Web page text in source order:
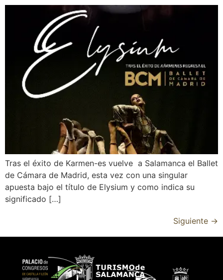
Tras el éxito de Karmen-es vuelve a Salamanca el Ballet
de Cámara de Madrid, esta vez con una singular
apuesta bajo el título de Elysium y como indica su
significado […]
Siguiente →